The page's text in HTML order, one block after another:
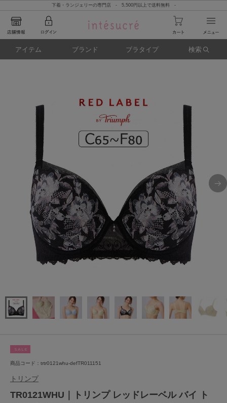
下着・ランジェリーの専門店 - 5,500円以上で送料無料 -
アイテム ブランド ブラタイプ 検索
SALE
商品コード：trtr0121whu-defTR011151
トリンプ
TR0121WHU｜トリンプ レッドレーベル バイ ト